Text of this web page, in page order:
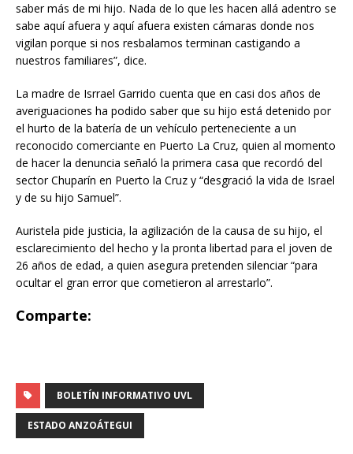
saber más de mi hijo. Nada de lo que les hacen allá adentro se
sabe aquí afuera y aquí afuera existen cámaras donde nos
vigilan porque si nos resbalamos terminan castigando a
nuestros familiares”, dice.
La madre de Isrrael Garrido cuenta que en casi dos años de
averiguaciones ha podido saber que su hijo está detenido por
el hurto de la batería de un vehículo perteneciente a un
reconocido comerciante en Puerto La Cruz, quien al momento
de hacer la denuncia señaló la primera casa que recordó del
sector Chuparín en Puerto la Cruz y “desgració la vida de Israel
y de su hijo Samuel”.
Auristela pide justicia, la agilización de la causa de su hijo, el
esclarecimiento del hecho y la pronta libertad para el joven de
26 años de edad, a quien asegura pretenden silenciar “para
ocultar el gran error que cometieron al arrestarlo”.
Comparte:
BOLETÍN INFORMATIVO UVL
ESTADO ANZOÁTEGUI